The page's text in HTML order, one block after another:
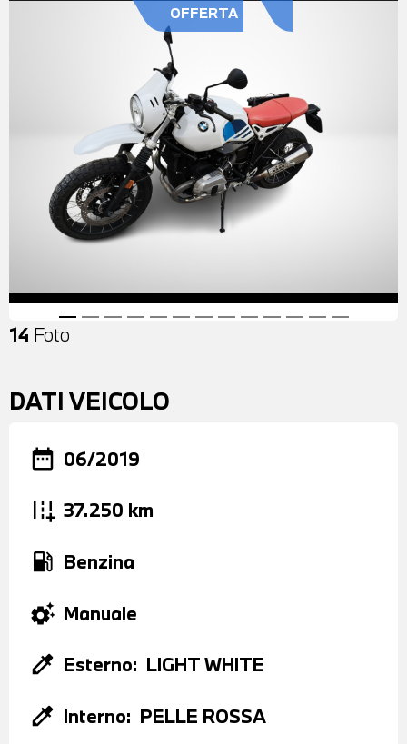
OFFERTA
14 Foto
DATI VEICOLO
date_range 06/2019
add_road 37.250 km
local_gas_station Benzina
settings_suggest Manuale
colorize Esterno: LIGHT WHITE
colorize Interno: PELLE ROSSA